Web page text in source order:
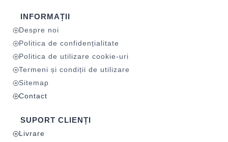
INFORMAȚII
Despre noi
Politica de confidențialitate
Politica de utilizare cookie-uri
Termeni și condiții de utilizare
Sitemap
Contact
SUPORT CLIENȚI
Livrare